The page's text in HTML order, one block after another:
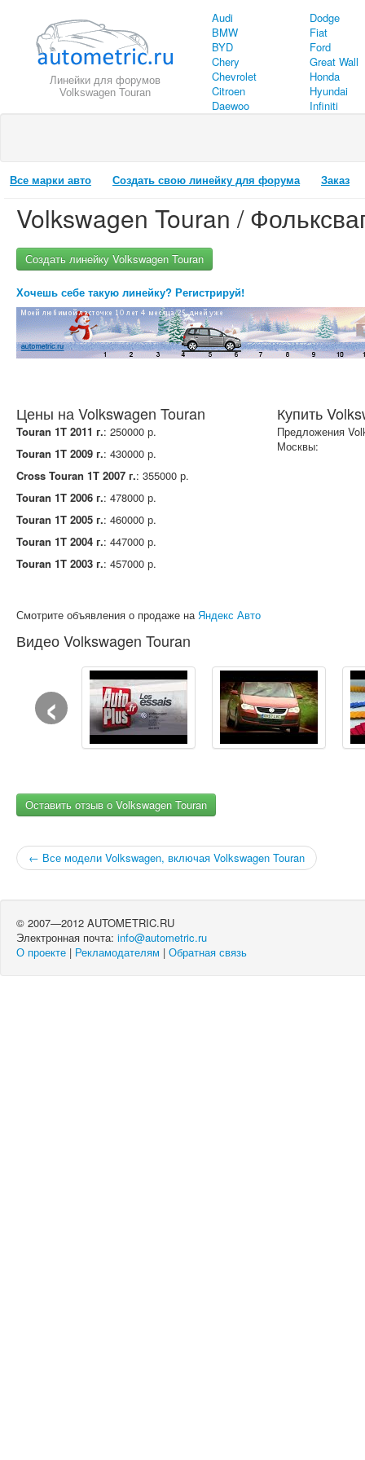
Линейки для форумов
Volkswagen Touran
Audi
BMW
BYD
Chery
Chevrolet
Citroen
Daewoo
Dodge
Fiat
Ford
Great Wall
Honda
Hyundai
Infiniti
Все марки авто Создать свою линейку для форума Заказ
Volkswagen Touran /
Создать линейку Volkswagen Touran
Хочешь себе такую линейку? Регистрируй!
Цены на Volkswagen Touran
Touran 1T 2011 г.: 250000 р.
Touran 1T 2009 г.: 430000 р.
Cross Touran 1T 2007 г.: 355000 р.
Touran 1T 2006 г.: 478000 р.
Touran 1T 2005 г.: 460000 р.
Touran 1T 2004 г.: 447000 р.
Touran 1T 2003 г.: 457000 р.
Смотрите объявления о продаже наЯндекс Авто
Купить
Предложения
Москвы:
Видео Volkswagen Touran
‹
Оставить отзыв о Volkswagen Touran
← Все модели Volkswagen, включая Volkswagen Touran
© 2007—2012 AUTOMETRIC.RU
Электронная почта: info@autometric.ru
О проекте | Рекламодателям | Обратная связь